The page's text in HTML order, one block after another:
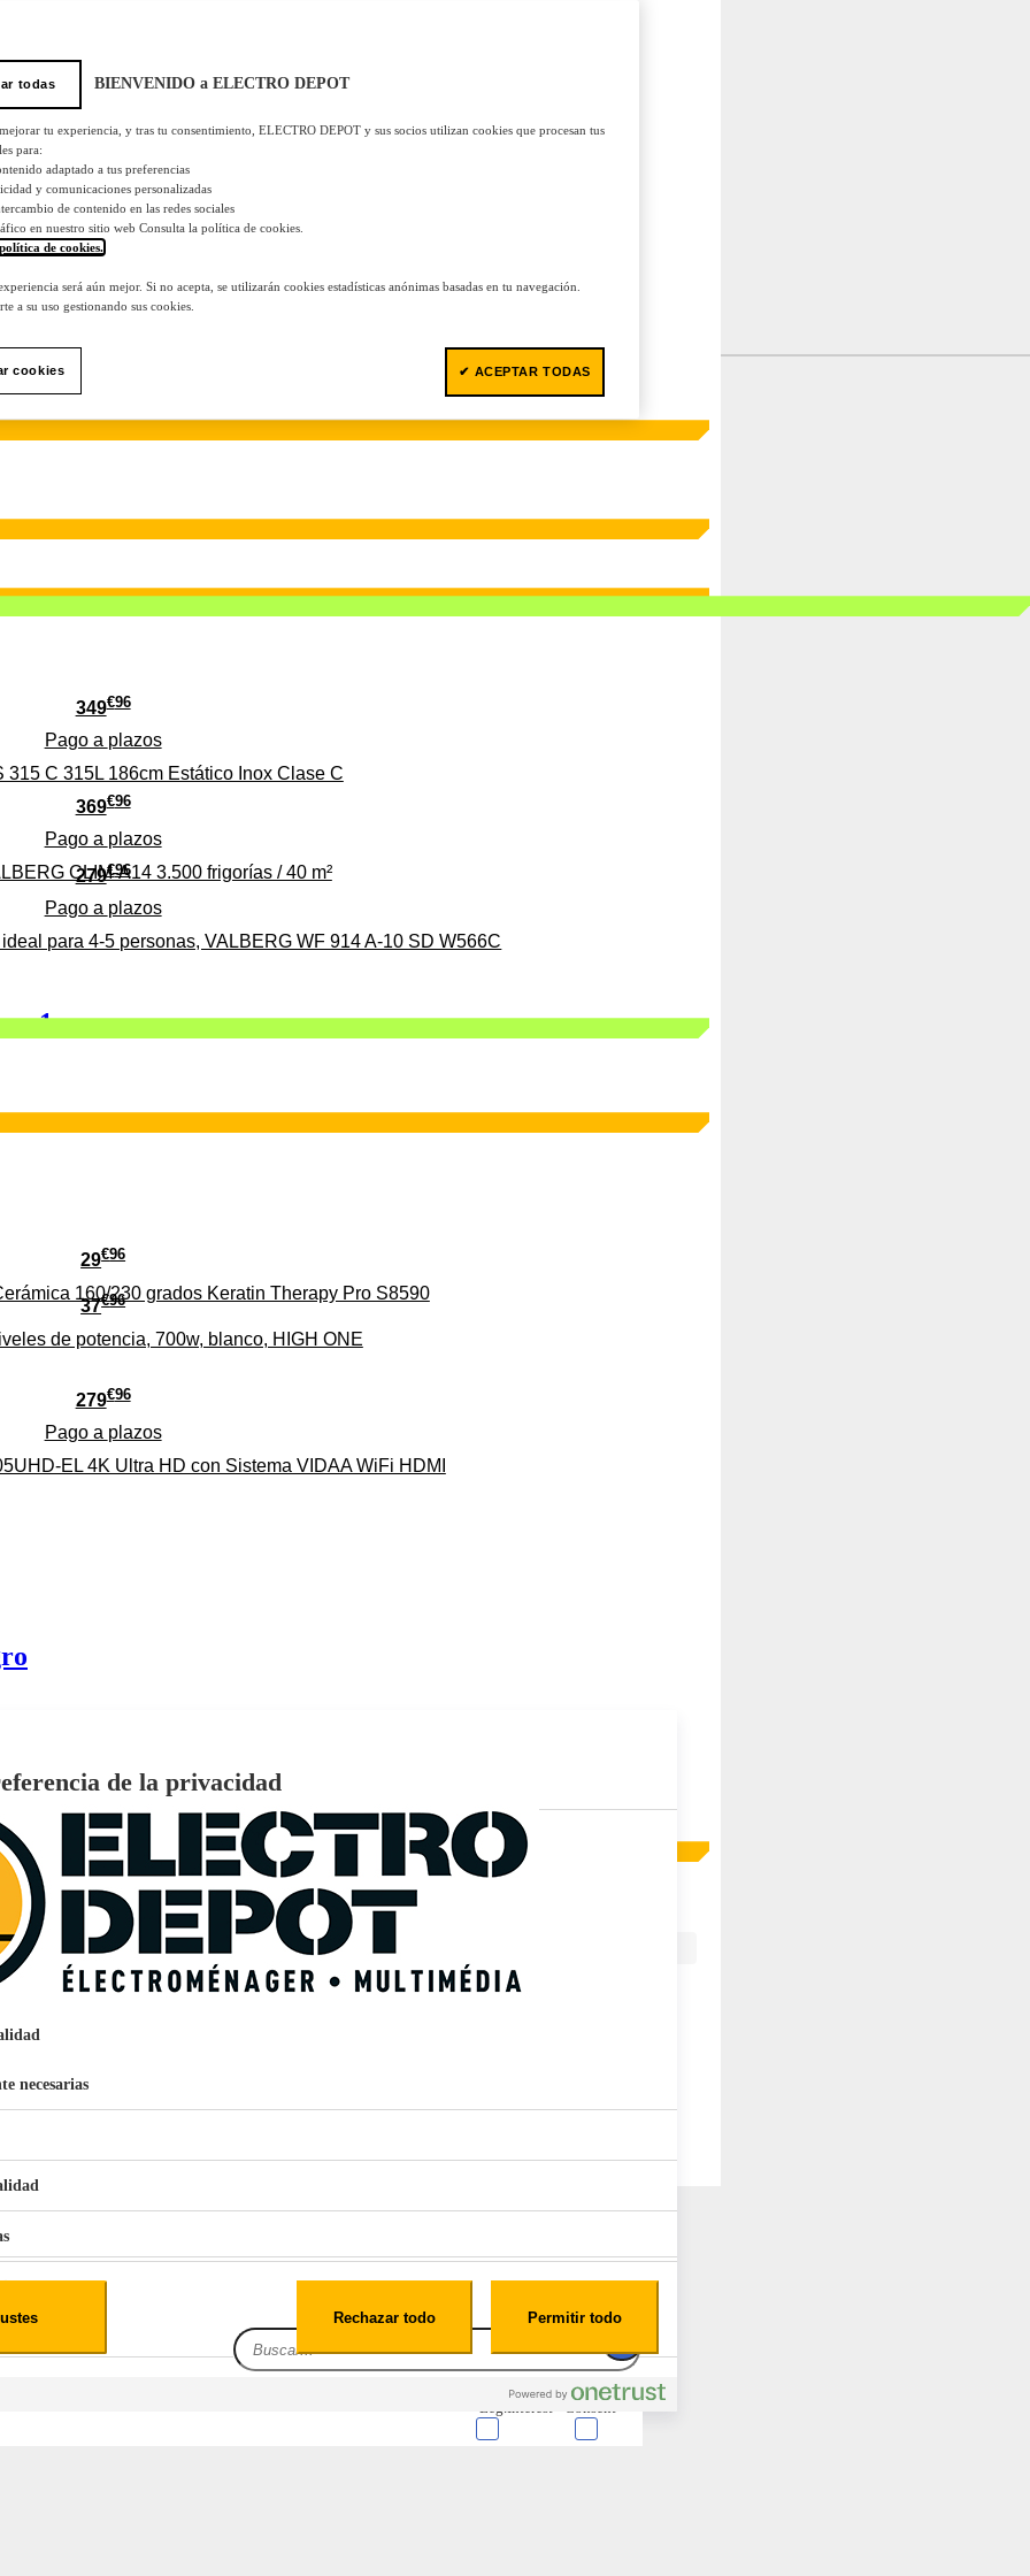
279€96
Pago a plazos
para 4-5 personas, VALBERG WF 914 A-10 SD W566C
349€96
Pago a plazos
315 C 315L 186cm Estático Inox Clase C
37€96
de potencia, 700w, blanco, HIGH ONE
369€96
Pago a plazos
CLIM-A14 3.500 frigorías / 40 m²
1,1L Limpia Sofás Alfombras Coche SP3
29€96
160/230 grados Keratin Therapy Pro S8590
279€96
Pago a plazos
EL 4K Ultra HD con Sistema VIDAA WiFi HDMI
159€ 96
Pago aplazos
EcoTank EPSON ET-2861
1
todas BIENVENIDO a ELECTRO DEPOT
tu experiencia, y tras tu consentimiento, ELECTRO DEPOT y sus socios utilizan cookies que procesan tus
para:
adaptado a tus preferencias
y comunicaciones personalizadas
de contenido en las redes sociales
en nuestro sitio web Consulta la política de cookies.
de cookies.
será aún mejor. Si no acepta, se utilizarán cookies estadísticas anónimas basadas en tu navegación.
a su uso gestionando sus cookies.
cookies ✔ ACEPTAR TODAS
de la privacidad
necesarias
Consent
Leg.Interest
Rechazar todo Permitir todo